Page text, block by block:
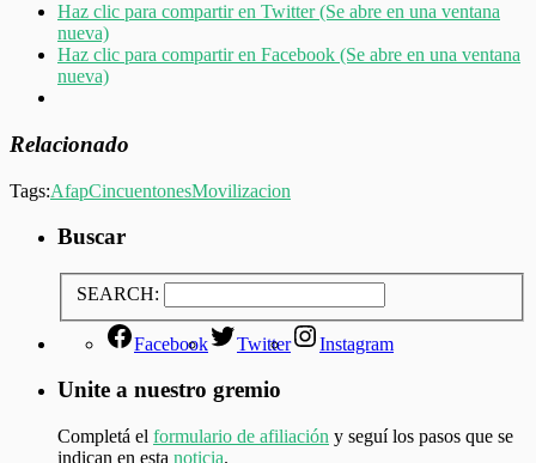
Haz clic para compartir en Twitter (Se abre en una ventana
nueva)
Haz clic para compartir en Facebook (Se abre en una ventana
nueva)
Relacionado
Tags:AfapCincuentonesMovilizacion
Buscar
SEARCH:
Facebook Twitter Instagram
Unite a nuestro gremio
Completá el formulario de afiliación y seguí los pasos que se
indican en esta noticia.